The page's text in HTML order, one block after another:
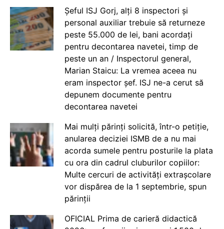
Șeful ISJ Gorj, alți 8 inspectori și
personal auxiliar trebuie să returneze
peste 55.000 de lei, bani acordați
pentru decontarea navetei, timp de
peste un an / Inspectorul general,
Marian Staicu: La vremea aceea nu
eram inspector șef. ISJ ne-a cerut să
depunem documente pentru
decontarea navetei
Mai mulți părinți solicită, într-o petiție,
anularea deciziei ISMB de a nu mai
acorda sumele pentru posturile la plata
cu ora din cadrul cluburilor copiilor:
Multe cercuri de activități extrașcolare
vor dispărea de la 1 septembrie, spun
părinții
OFICIAL Prima de carieră didactică